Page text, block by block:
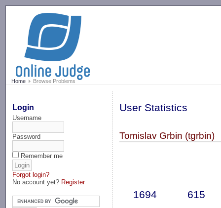
Home Browse Problems
Login
Username
Password
Remember me
Forgot login?
No account yet? Register
User Statistics
Tomislav Grbin (tgrbin)
1694 615